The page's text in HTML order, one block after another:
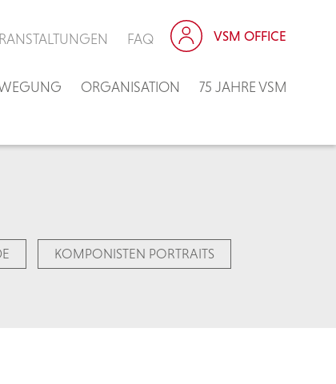
ORGANISATION 75 JAHRE VSM
FAQ VSM OFFICE
KOMPONISTEN PORTRAITS